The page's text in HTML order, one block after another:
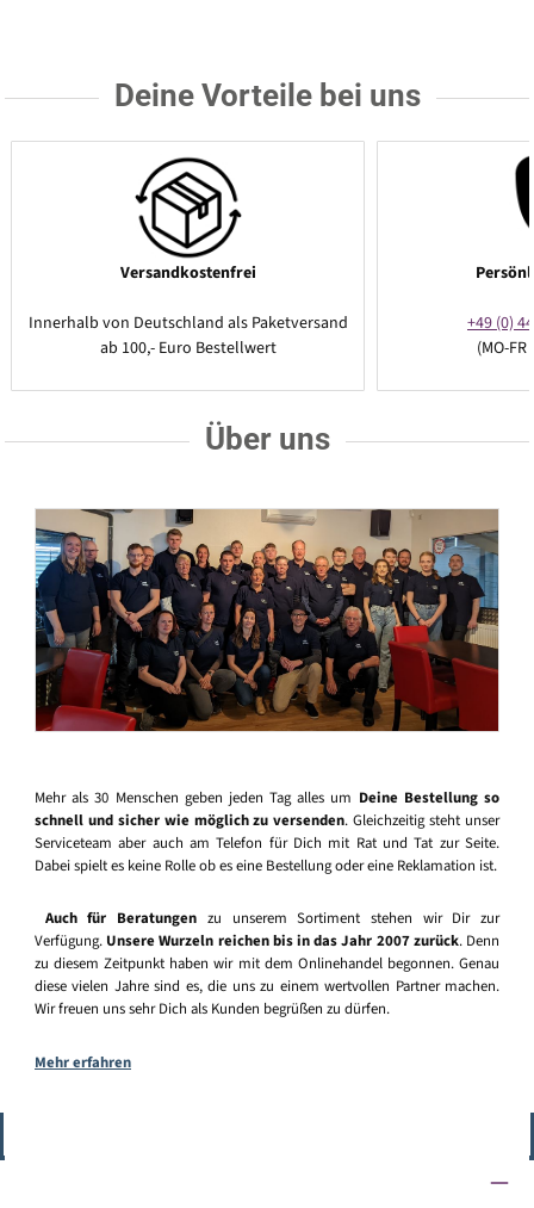
Deine Vorteile bei uns
Versandkostenfrei
Innerhalb von Deutschland als Paketversand
ab 100,- Euro Bestellwert
+49 (0)
(MO-
Über uns
Mehr als 30 Menschen geben jeden Tag alles um Deine Bestellung so
schnell und sicher wie möglich zu versenden. Gleichzeitig steht unser
Serviceteam aber auch am Telefon für Dich mit Rat und Tat zur Seite.
Dabei spielt es keine Rolle ob es eine Bestellung oder eine Reklamation ist.
Auch für Beratungen zu unserem Sortiment stehen wir Dir zur
Verfügung. Unsere Wurzeln reichen bis in das Jahr 2007 zurück. Denn
zu diesem Zeitpunkt haben wir mit dem Onlinehandel begonnen. Genau
diese vielen Jahre sind es, die uns zu einem wertvollen Partner machen.
Wir freuen uns sehr Dich als Kunden begrüßen zu dürfen.
Mehr erfahren